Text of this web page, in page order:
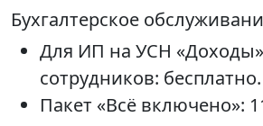
Бухгалтерское
Для ИП на УСН
сотрудников: бесплатно.
Пакет «Всё включено»: